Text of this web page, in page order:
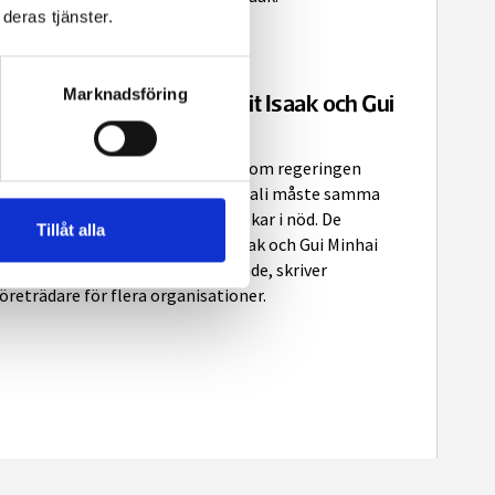
tjänster.
Marknadsföring
Tillåt alla
”Ställ samma krav för Dawit Isaak och Gui
Samtidigt som regeringen
resolut för Ahmadreza Djalali måste samma
engagemang visas för andra svenskar i nöd. De
fängslade medborgarna Dawit Isaak och Gui Minhai
förtjänar ett lika kraftfullt agerande, skriver
för flera organisationer.